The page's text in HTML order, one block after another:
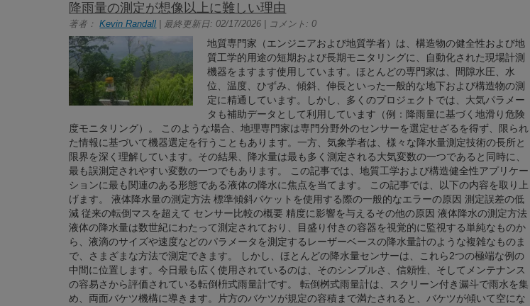
降雨量の測定が想像以上に難しい理由
著者：Kevin Randall | 最終更新日: 02/17/2026 | コメント: 0
地質専門家（エンジニアおよび地質学者）は、構造物の健全性および地
質工学的用途の短期および長期モニタリングに、自動化された現場計測
機器をますます使用しています。ほとんどの専門家は、間隙水圧、水
位、温度、ひずみ、傾斜、伸長といった一般的な地下および構造物の測
定に精通しています。しかし、多くのプロジェクトでは、大気パラメー
タも補助データとして利用しています（例：降雨量に基づく地滑り危険
度モニタリング）。 このような場合、地理専門家は専門分野外のセンサーを選定せざるを得ず、限られ
た情報に基づいて機器選定を行うこともあります。一方、気象学者は、様々な降水量測定技術の長所と
限界を深く理解しています。その結果、降水量は最も多く測定される大気変数の一つであると同時に、
最も誤測定されやすい変数の一つでもあります。 この記事では、地質工学および構造健全性アプリケー
ションに最も関連のある形態である液体の降水に焦点を当てます。 この記事では、以下の内容を取り上
げます。 液体降水量の測定方法 標準傾斜バケットを使用する際の一般的なエラーの原因 測定誤差の低
減 従来の転倒マスを超えて センサー比較の概要 精度に影響を与えるその他の原因 液体降水の測定方法
液体の降水量は数世紀にわたって測定されており、目盛り付きの容器を視覚的に監視する単純なものか
ら、液滴のサイズや速度などのパラメータを測定するレーザーベースの降水量計のような複雑なものま
で、さまざまな方法で測定できます。 しかし、ほとんどの降水量センサーは、これら2つの極端な例の
中間に位置します。今日最も広く使用されているのは、そのシンプルさ、信頼性、そしてメンテナンス
の容易さから評価されている転倒枡式雨量計です。 転倒桝式雨量計は、スクリーン付き漏斗で雨水を集
め、両面バケツ機構に導きます。片方のバケツが規定の容積まで満たされると、バケツが傾いて空にな